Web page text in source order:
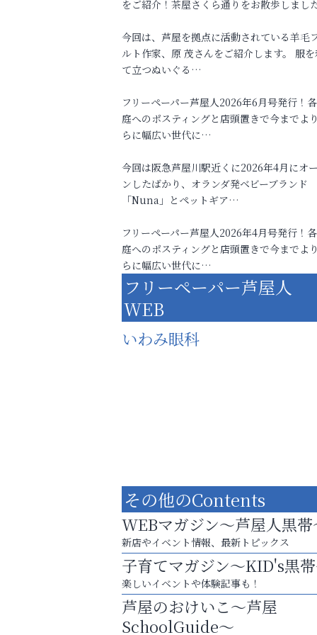
をご紹介！茶屋さくら通りをお散歩しまし
今回は、芦屋を拠点に活動されている羊毛
ルト作家、原 茂さんをご紹介します。 服を
て立つぬいぐる…
フリーペーパー芦屋人2026年6月号発行！
庭へのポスティングと店頭置きで今までよ
らに幅広い世代に…
今回は阪急芦屋川駅近くに2026年4月にオ
ンしたばかり、オランダ発ベビーブランド
「Nuna」とペットギア…
フリーペーパー芦屋人2026年4月号発行！
庭へのポスティングと店頭置きで今までよ
らに幅広い世代に…
フリーペーパー芦屋人
WEB
いわみ眼科
スマホは何時間までなら大丈夫？ ～スマホ
に知っておきたい子どもの近視対策～
芦屋インターナショナルスク
その他のContents
WEBマガジン～芦屋人黒帯
新店やイベント情報、最新トピックス
子育てマガジン～KID's黒
楽しいイベントや体験記事も！
芦屋のおけいこ～芦屋
SchoolGuide～